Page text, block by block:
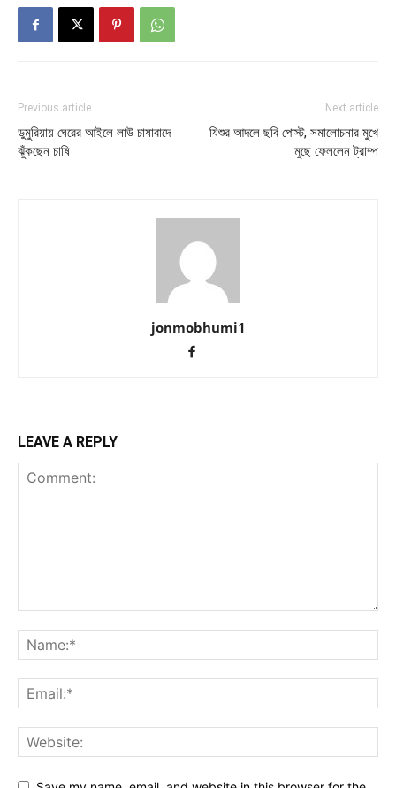
Previous article
ডুমুরিয়ায় ঘেরের আইলে লাউ চাষাবাদে
ঝুঁকছেন চাষি
Next article
যিশুর আদলে ছবি পোস্ট, সমালোচনার মুখে
মুছে ফেললেন ট্রাম্প
jonmobhumi1
LEAVE A REPLY